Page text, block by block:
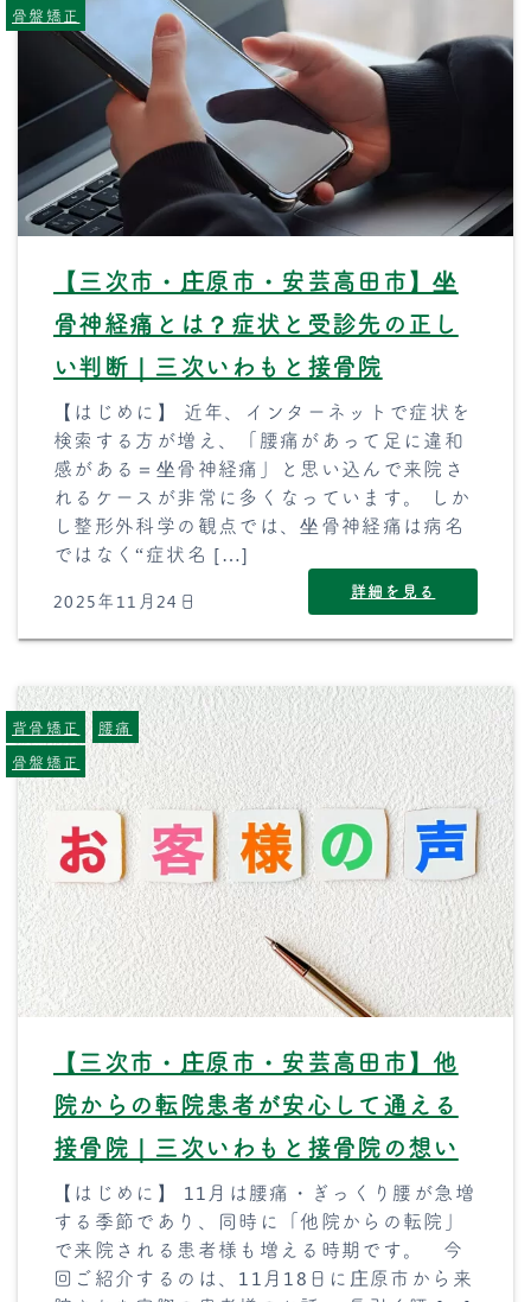
【三次市・庄原市・安芸高田市】坐
骨神経痛とは？症状と受診先の正し
い判断｜三次いわもと接骨院
【はじめに】 近年、インターネットで症状を
検索する方が増え、「腰痛があって足に違和
感がある＝坐骨神経痛」と思い込んで来院さ
れるケースが非常に多くなっています。 しか
し整形外科学の観点では、坐骨神経痛は病名
ではなく“症状名 […]
2025年11月24日 詳細を見る
骨盤矯正
【三次市・庄原市・安芸高田市】他
院からの転院患者が安心して通える
接骨院｜三次いわもと接骨院の想い
【はじめに】 11月は腰痛・ぎっくり腰が急増
する季節であり、同時に「他院からの転院」
で来院される患者様も増える時期です。 今
回ご紹介するのは、11月18日に庄原市から来
背骨矯正
腰痛
骨盤矯正